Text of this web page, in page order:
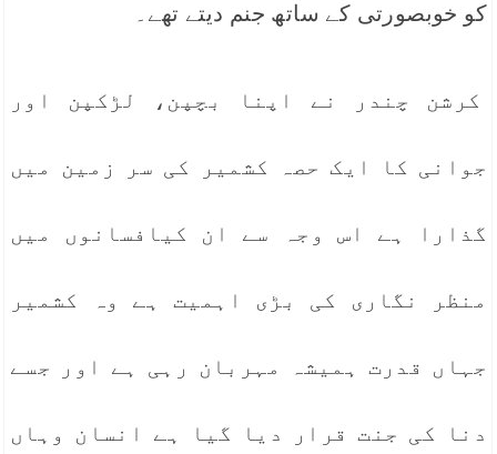
کو خوبصورتی کے ساتھ جنم دیتے تھے۔
کرشن چندر نے اپنا بچپن، لڑکپن اور
جوانی کا ایک حصہ کشمیر کی سر زمین میں
گذارا ہے اس وجہ سے ان کیافسانوں میں
منظر نگاری کی بڑی اہمیت ہے وہ کشمیر
جہاں قدرت ہمیشہ مہربان رہی ہے اور جسے
دنا کی جنت قرار دیا گیا ہے انسان وہاں